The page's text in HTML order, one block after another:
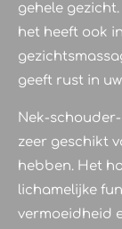
gehele
het heeft ook
geeft rust in
Nek-
zeer geschikt
hebben. Het
lichamelijke
vermoeidheid